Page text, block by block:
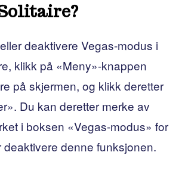
deaktivere Vegas-modus i
klikk på «Meny»-knappen
på skjermen, og klikk deretter
Du kan deretter merke av
i boksen «Vegas-modus» for
deaktivere denne funksjonen.